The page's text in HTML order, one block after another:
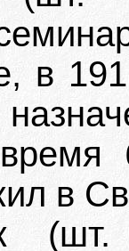
в
в